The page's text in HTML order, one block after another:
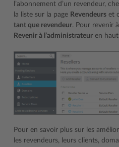
l’abonnement d’un revendeur,
la liste sur la page Revendeurs et
tant que revendeur. Pour revenir
Revenir à l’administrateur en
Pour en savoir plus sur les
les revendeurs, leurs clients,